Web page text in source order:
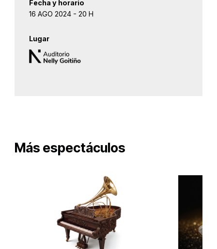
Fecha y horario
16 AGO 2024 - 20 H
Lugar
Más espectáculos